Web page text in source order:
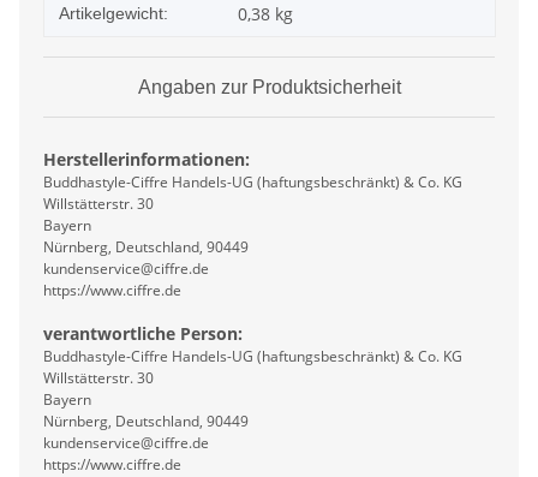
Artikelgewicht: 0,38 kg
Angaben zur Produktsicherheit
Herstellerinformationen:
Buddhastyle-Ciffre Handels-UG (haftungsbeschränkt) & Co. KG
Willstätterstr. 30
Bayern
Nürnberg, Deutschland, 90449
kundenservice@ciffre.de
https://www.ciffre.de
verantwortliche Person:
Buddhastyle-Ciffre Handels-UG (haftungsbeschränkt) & Co. KG
Willstätterstr. 30
Bayern
Nürnberg, Deutschland, 90449
kundenservice@ciffre.de
https://www.ciffre.de